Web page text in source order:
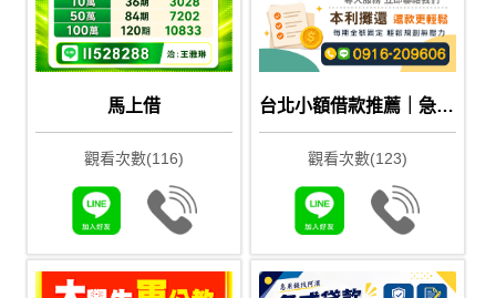
馬上借
觀看次數(116)
台北小額借款推薦｜急用錢快速審核，學生、上班族也能安心申辦
觀看次數(123)